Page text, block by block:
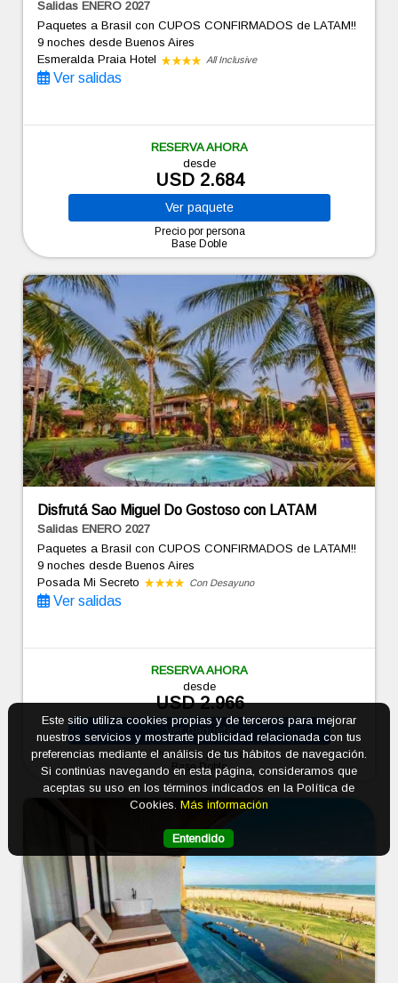
Salidas ENERO 2027
Paquetes a Brasil con CUPOS CONFIRMADOS de LATAM!!
9 nochesdesde Buenos Aires
Esmeralda Praia Hotel
All Inclusive
Ver salidas
RESERVA AHORA
desde
USD 2.684
Ver paquete
Precio por persona
Base Doble
Disfrutá Sao Miguel Do Gostoso con LATAM
Salidas ENERO 2027
Paquetes a Brasil con CUPOS CONFIRMADOS de LATAM!!
9 nochesdesde Buenos Aires
Posada Mi Secreto
Con Desayuno
Ver salidas
RESERVA AHORA
desde
USD 2.966
Verpaquete
Precio por persona
Base Doble
Este sitio utiliza cookies propias y de terceros para mejorar
nuestros servicios y mostrarte publicidad relacionada con tus
preferencias mediante el análisis de tus hábitos de navegación.
Si continúas navegando en esta página, consideramos que
aceptas su uso en los términos indicados en la Política de
Cookies. Más información
Entendido